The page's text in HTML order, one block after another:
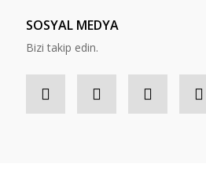
SOSYAL MEDYA
Bizi takip edin.